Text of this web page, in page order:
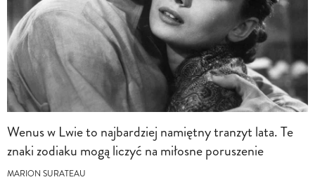
Wenus w Lwie to najbardziej namiętny tranzyt lata. Te
znaki zodiaku mogą liczyć na miłosne poruszenie
MARION SURATEAU